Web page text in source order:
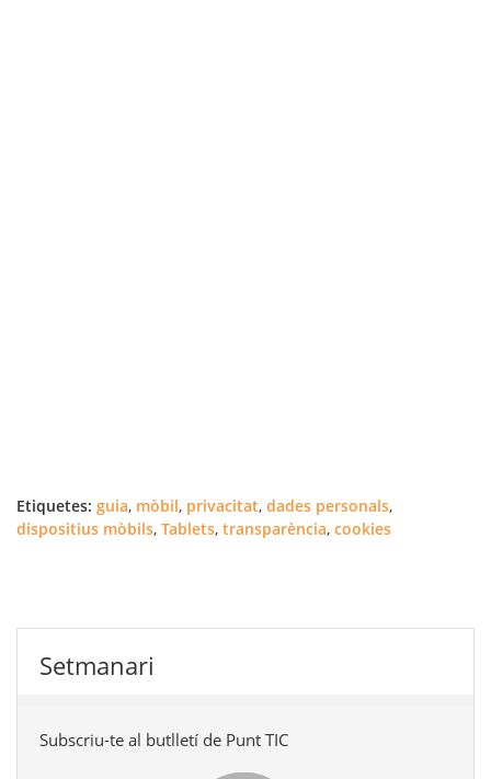
Etiquetes: guia, mòbil, privacitat, dades personals,
dispositius mòbils, Tablets, transparència, cookies
Setmanari
Subscriu-te al butlletí de Punt TIC